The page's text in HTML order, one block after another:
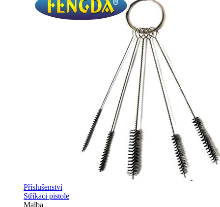
Příslušenství
Stříkaci pistole
Malba